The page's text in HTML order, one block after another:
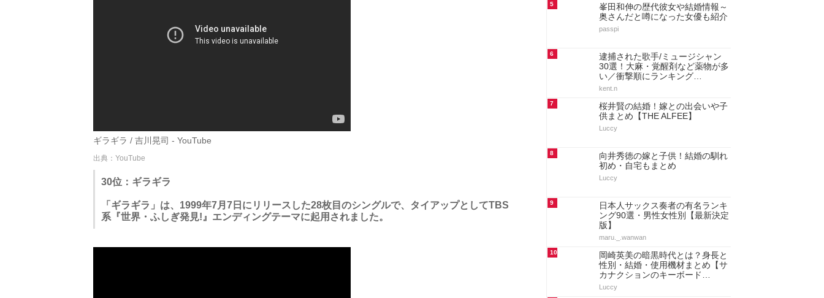
ギラギラ / 吉川晃司 - YouTube
出典：YouTube
30位：ギラギラ
「ギラギラ」は、1999年7月7日にリリースした28枚目のシングルで、タイアップとしてTBS
系『世界・ふしぎ発見!』エンディングテーマに起用されました。
5
峯田和伸の歴代彼女や結婚情報～
奥さんだと噂になった女優も紹介
passpi
6
逮捕された歌手/ミュージシャン
30選！大麻・覚醒剤など薬物が多
い／衝撃順にランキング…
kent.n
7
桜井賢の結婚！嫁との出会いや子
供まとめ【THE ALFEE】
Luccy
8
向井秀徳の嫁と子供！結婚の馴れ
初め・自宅もまとめ
Luccy
9
日本人サックス奏者の有名ランキ
ング90選・男性女性別【最新決定
版】
maru._.wanwan
10
岡崎英美の暗黒時代とは？身長と
性別・結婚・使用機材まとめ【サ
カナクションのキーボード…
Luccy